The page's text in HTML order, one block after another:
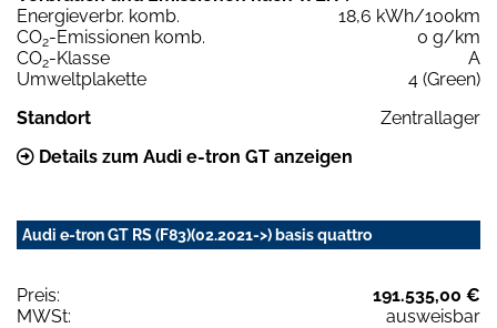
Energieverbr. komb.
18,6 kWh/100km
CO2-Emissionen komb.
0 g/km
CO2-Klasse
A
Umweltplakette
4 (Green)
Standort
Zentrallager
Details zum Audi e-tron GT anzeigen
Audi e-tron GT RS (F83)(02.2021->) basis quattro
Preis:
191.535,00 €
MWSt:
ausweisbar